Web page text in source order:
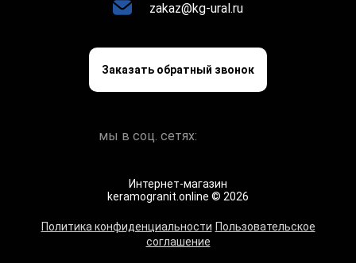
zakaz@kg-ural.ru
Заказать обратный звонок
мы в соц. сетях:
Интернет-магазин
keramogranit.online © 2026
Политика конфиденциальности Пользовательское
соглашение